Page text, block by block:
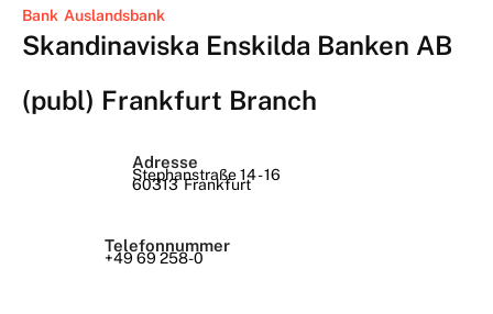
Bank Auslandsbank
Skandinaviska Enskilda Banken AB
(publ) Frankfurt Branch
Adresse
Stephanstraße 14 - 16
60313 Frankfurt
Telefonnummer
+49 69 258-0